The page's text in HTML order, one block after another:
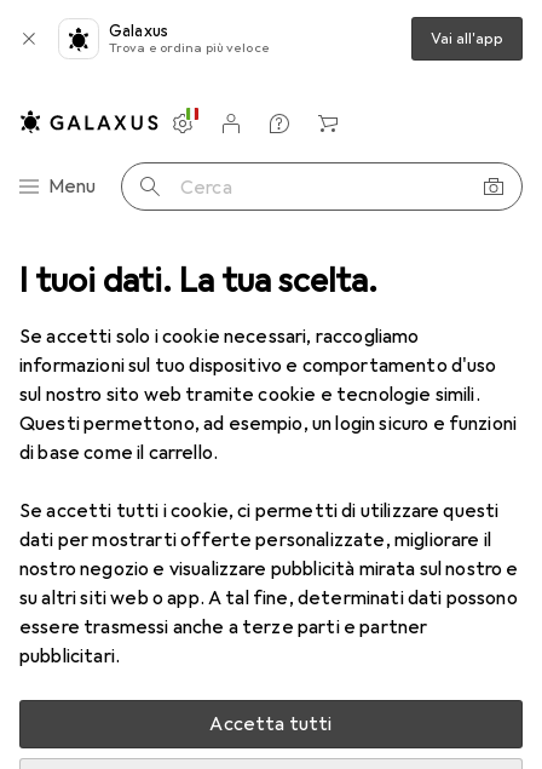
I tuoi dati. La tua scelta.
Se accetti solo i cookie necessari, raccogliamo
informazioni sul tuo dispositivo e comportamento d'uso
sul nostro sito web tramite cookie e tecnologie simili.
Questi permettono, ad esempio, un login sicuro e funzioni
di base come il carrello.
Se accetti tutti i cookie, ci permetti di utilizzare questi
dati per mostrarti offerte personalizzate, migliorare il
nostro negozio e visualizzare pubblicità mirata sul nostro e
su altri siti web o app. A tal fine, determinati dati possono
essere trasmessi anche a terze parti e partner
pubblicitari.
Accetta tutti
Galaxus
Trova e ordina più veloce Vai all'app
Categoria Navigazione
Menu Cerca
Impostazioni
Conto cliente
Liste di confronto
Liste dei desideri
Carrello
Anelli per tovaglioli più venduti
Questa pagina è sempre aggiornata e si aggiorna
automaticamente. i
1. Boltze HomeAppetito
Il portanapkin "Appetit" è un accessorio elegante
e funzionale per ogni tavolo. Realizzato in legno di
mango di alta qualità, si distingue per il suo colore
marrone
più
Anelli per tovaglioli
SCONTO SULLA QUANTITÀ